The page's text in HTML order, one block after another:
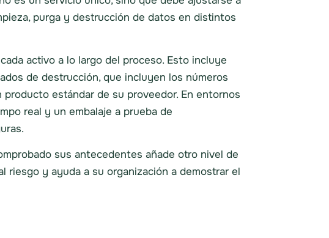
purga y destrucción de datos en distintos
activo a lo largo del proceso. Esto incluye
de destrucción, que incluyen los números
estándar de su proveedor. En entornos
real y un embalaje a prueba de
sus antecedentes añade otro nivel de
riesgo y ayuda a su organización a demostrar el